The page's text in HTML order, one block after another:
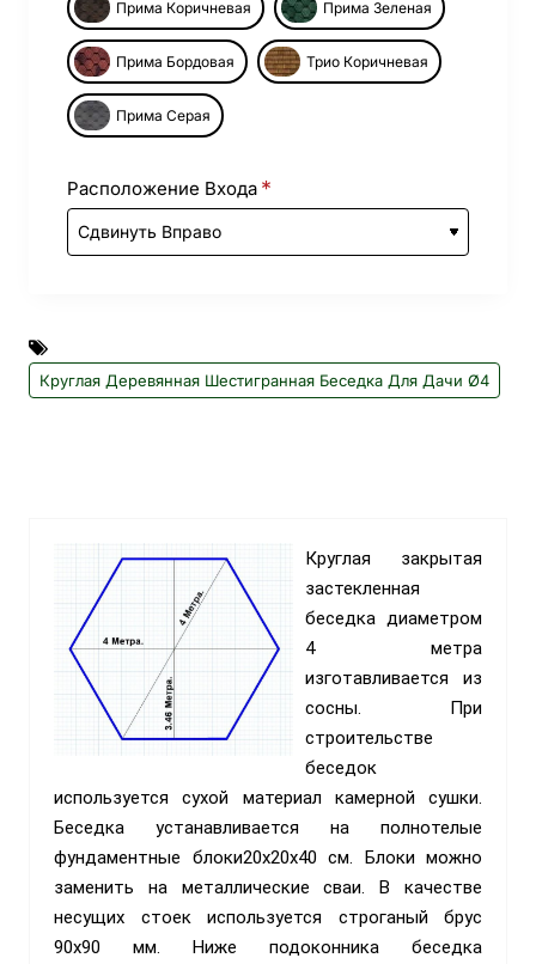
Прима Коричневая Прима Зеленая
Прима Бордовая Трио Коричневая
Прима Серая
Расположение Входа
Круглая Деревянная Шестигранная Беседка Для Дачи Ø4
Круглая закрытая
застекленная
беседка диаметром
4 метра
изготавливается из
сосны. При
строительстве
беседок
используется сухой материал камерной сушки.
Беседка устанавливается на полнотелые
фундаментные блоки20х20х40 см. Блоки можно
заменить на металлические сваи. В качестве
несущих стоек используется строганый брус
90х90 мм. Ниже подоконника беседка